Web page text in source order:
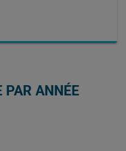
PAR ANNÉE